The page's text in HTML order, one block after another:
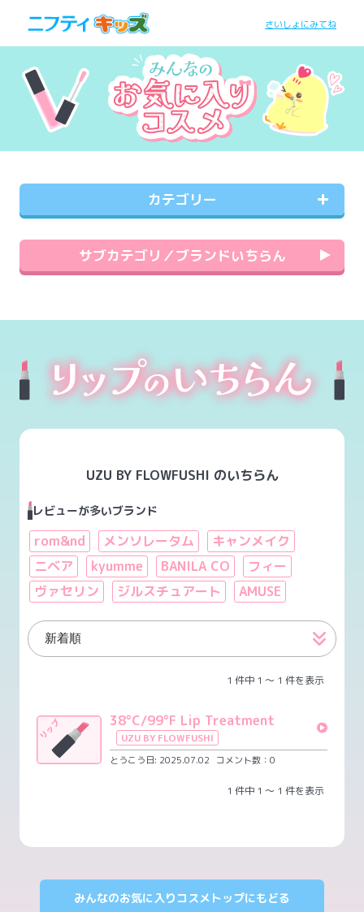
さいしょにみてね
カテゴリー
サブカテゴリ／ブランドいちらん
UZU BY FLOWFUSHI のいちらん
レビューが多いブランド
rom&nd メンソレータム
キャンメイク
ニベア
kyumme BANILA CO
フィー
ヴァセリン
ジルスチュアート AMUSE
1 件中 1 〜 1 件を表示
38°C/99°F Lip Treatment
UZU BY FLOWFUSHI
とうこう日: 2025.07.02 コメント数：0
1 件中 1 〜 1 件を表示
みんなのお気に入りコスメトップにもどる